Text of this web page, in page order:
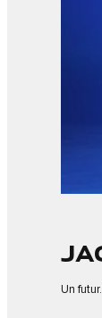
Un